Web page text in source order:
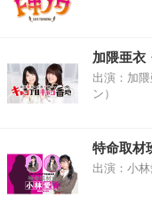
加隈亜衣
出演：加
ン）
特命取材
出演：小